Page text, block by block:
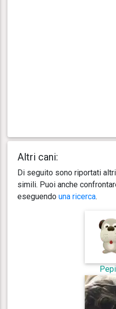
Altri cani:
Di seguito sono riportati
simili. Puoi anche
eseguendo una ricerca.